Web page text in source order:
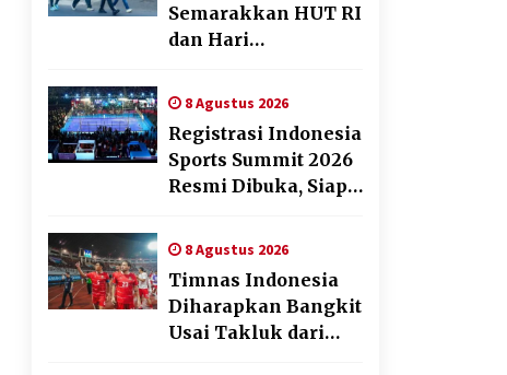
Semarakkan HUT RI
dan Hari
melalui Fun Walk di
Ternate
8 Agustus 2026
Registrasi Indonesia
Sports Summit 2026
Resmi Dibuka, Siap
Pengalaman Beyond
the Game
8 Agustus 2026
Timnas Indonesia
Diharapkan Bangkit
Usai Takluk dari